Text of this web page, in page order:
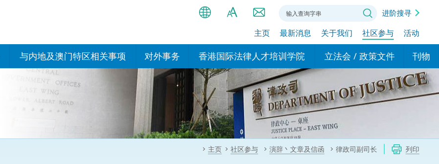
简
EN
Bahasa Indonesia (印尼语)
हिन्दी (印度语)
नेपाली (尼泊尔语)
ਪੰਜਾਬੀ (旁遮普语)
A
A
进阶搜寻
主页 最新消息 关于我们 社区参与 活动
与内地及澳门特区相关事项
与内地有关的安排
香港与内地相互认可和执行民
商事案件判决的安排
关于建立更紧密经贸关系的安
对外事务
国际政府机构在香港设立办事
处或运作
多边协定
其他协定
香港国际法律人才培训学院
我们的学院
我们的专家委员会
我们的办公室
我们的培训课程和能力建设项
立法会 / 政策文件
现行政策措施
政策文件
特别财务委员会
刊物
基本
民事
主页 社区参与 演辞丶文章及信函 律政司副司长 列印